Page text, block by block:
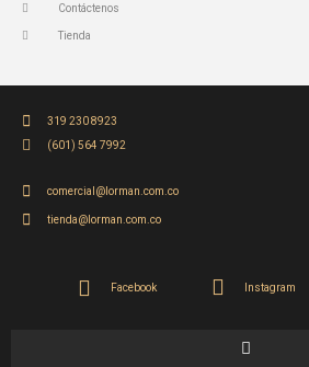
Contáctenos
Tienda
319 230 8923
(601) 564 7992
comercial@lorman.com.co
tienda@lorman.com.co
Facebook Instagram